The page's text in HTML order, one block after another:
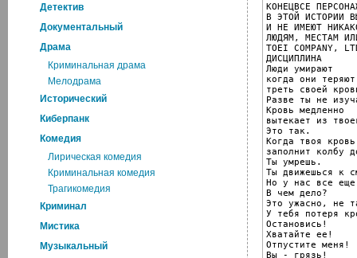
Детектив
Документальный
Драма
Криминальная драма
Мелодрама
Исторический
Киберпанк
Комедия
Лирическая комедия
Криминальная комедия
Трагикомедия
Криминал
Мистика
Музыкальный
КОНЕЦВСЕ
В ЭТОЙ ИСТОРИИ
И НЕ ИМЕЮТ
ЛЮДЯМ, МЕСТАМ
TOEI COMPANY,
ДИСЦИПЛИНА
Люди умирают
когда они теряют
треть своей
Разве ты не
Кровь медленно
вытекает из
Это так.
Когда твоя кровь
заполнит колбу
Ты умрешь.
Ты движешься к
Но у нас все еще
В чем дело?
Это ужасно, не
У тебя потеря
Остановись!
Хватайте ее!
Отпустите меня!
Вы - грязь!